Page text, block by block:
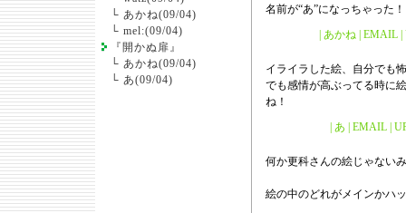
└ あかね(09/04)
└ mel:(09/04)
『開かぬ扉』
└ あかね(09/04)
└ あ(09/04)
名前が“あ”になっちゃった
| あかね | EMAIL |
イライラした絵、自分でも
でも感情が高ぶってる時に
ね！
| あ | EMAIL |
何か更科さんの絵じゃない
絵の中のどれがメインかハ